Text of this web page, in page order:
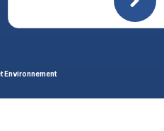
Environnement